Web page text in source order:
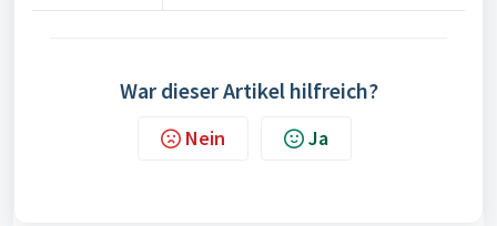
War dieser Artikel hilfreich?
Nein Ja